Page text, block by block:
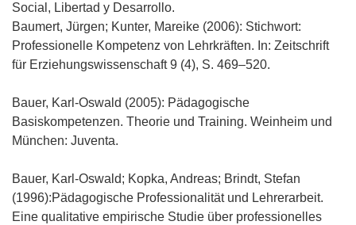
Social, Libertad y Desarrollo.
Baumert, Jürgen; Kunter, Mareike (2006): Stichwort:
Professionelle Kompetenz von Lehrkräften. In: Zeitschrift
für Erziehungswissenschaft 9 (4), S. 469–520.
Bauer, Karl-Oswald (2005): Pädagogische
Basiskompetenzen. Theorie und Training. Weinheim und
München: Juventa.
Bauer, Karl-Oswald; Kopka, Andreas; Brindt, Stefan
(1996):Pädagogische Professionalität und Lehrerarbeit.
Eine qualitative empirische Studie über professionelles